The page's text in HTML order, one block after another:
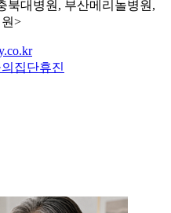
북대병원, 부산메리놀병원,
>
집단휴진